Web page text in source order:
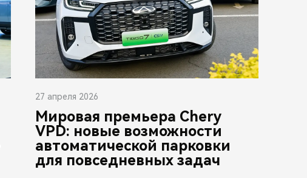
27 апреля 2026
Мировая премьера Chery
VPD: новые возможности
автоматической парковки
для повседневных задач